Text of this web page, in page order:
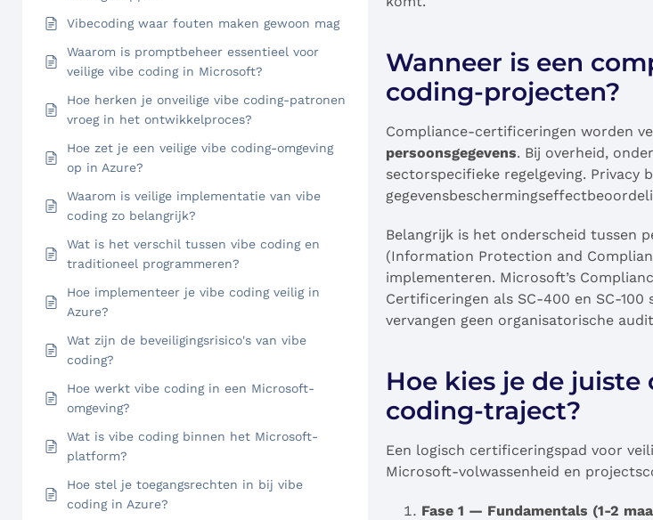
Vibecoding waar fouten maken gewoon mag
Waarom is promptbeheer essentieel voor
veilige vibe coding in Microsoft?
Hoe herken je onveilige vibe coding-patronen
vroeg in het ontwikkelproces?
Hoe zet je een veilige vibe coding-omgeving
op in Azure?
Waarom is veilige implementatie van vibe
coding zo belangrijk?
Wat is het verschil tussen vibe coding en
traditioneel programmeren?
Hoe implementeer je vibe coding veilig in
Azure?
Wat zijn de beveiligingsrisico's van vibe
coding?
Hoe werkt vibe coding in een Microsoft-
omgeving?
Wat is vibe coding binnen het Microsoft-
platform?
Hoe stel je toegangsrechten in bij vibe
coding in Azure?
Wanneer is een
coding-projecten?
Compliance-certificeringen worden
persoonsgegevens. Bij overheid,
sectorspecifieke regelgeving. Privacy
Belangrijk is het onderscheid tussen
(Information Protection and
implementeren. Microsoft’s
Certificeringen als SC-400 en SC-
vervangen geen organisatorische
Hoe kies je de
coding-traject?
Een logisch certificeringspad voor
Microsoft-volwassenheid en
Fase 1 — Fundamentals (1-2